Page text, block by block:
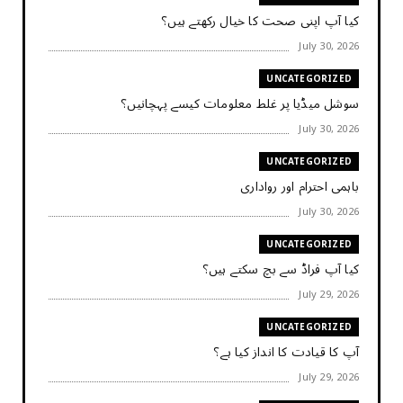
کیا آپ اپنی صحت کا خیال رکھتے ہیں؟
July 30, 2026
UNCATEGORIZED
سوشل میڈیا پر غلط معلومات کیسے پہچانیں؟
July 30, 2026
UNCATEGORIZED
باہمی احترام اور رواداری
July 30, 2026
UNCATEGORIZED
کیا آپ فراڈ سے بچ سکتے ہیں؟
July 29, 2026
UNCATEGORIZED
آپ کا قیادت کا انداز کیا ہے؟
July 29, 2026